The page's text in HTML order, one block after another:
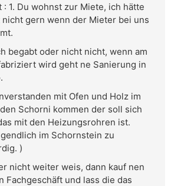
1. Du wohnst zur Miete, ich hätte
gern wenn der Mieter bei uns
begabt oder nicht nicht, wenn am
wird geht ne Sanierung in
mit Ofen und Holz im
Schorni kommen der soll sich
mit den Heizungsrohren ist.
im Schornstein zu
)
nicht weiter weis, dann kauf nen
Fachgeschäft und lass die das